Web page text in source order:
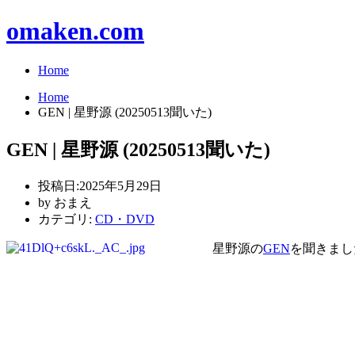
omaken.com
Home
Home
GEN | 星野源 (20250513聞いた)
GEN | 星野源 (20250513聞いた)
投稿日:2025年5月29日
by おまえ
カテゴリ: CD・DVD
星野源のGENを聞きま